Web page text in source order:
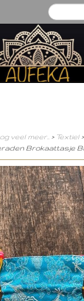
veel meer.. > Textiel>
Brokaattasje